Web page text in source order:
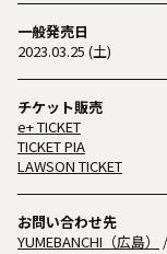
一般発売日
2023.03.25 (土)
チケット販売
e+ TICKET
TICKET PIA
LAWSON TICKET
お問い合わせ先
YUMEBANCHI（広島）